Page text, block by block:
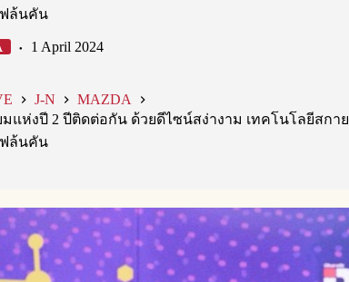
ล้นคัน
1 April 2024
J-N
MAZDA
แห่งปี 2 ปีติดต่อกัน ด้วยดีไซน์สง่างาม เทคโนโลยีสกาย
ล้นคัน